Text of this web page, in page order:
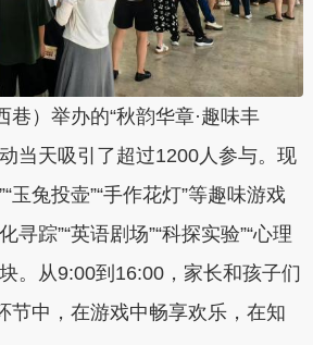
巷）举办的“秋韵华章·趣味丰
当天吸引了超过1200人参与。现
玉兔投壶”“手作花灯”等趣味游戏
寻踪”“英语剧场”“科探实验”“心理
。从9:00到16:00，家长和孩子们
节中，在游戏中畅享欢乐，在知